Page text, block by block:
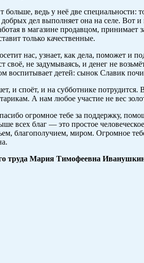
ведь у неё две специальности:
дел выполняет она на селе. Вот
в магазине продавцом, принимает
только качественные.
нас, узнает, как дела, поможет и
своё, не задумываясь, и денег не
детей: сынок Славик
и споёт, и на субботнике
А нам любое участие не вес
огромное тебе за поддержку,
благ — это простое
благополучием, миром. Огромное
труда Мария Тимофеевна